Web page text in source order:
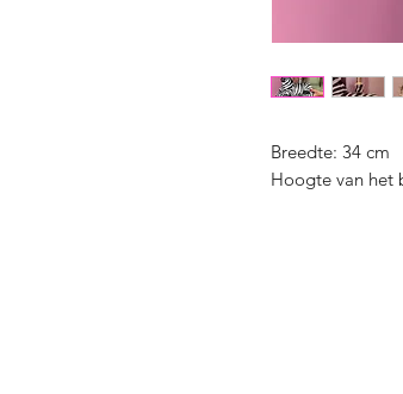
Breedte: 34 cm
Hoogte van het